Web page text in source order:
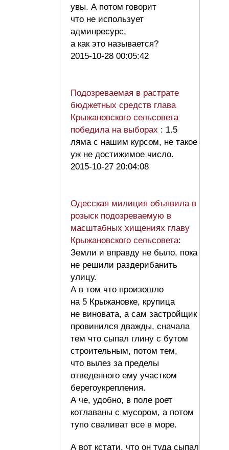
увы. А потом говорит
что не использует
админресурс,
а как это называется?
2015-10-28 00:05:42
Подозреваемая в растрате
бюджетных средств глава
Крыжановского сельсовета
победила на выборах : 1.5
ляма с нашим курсом, не такое
уж не достижимое число.
2015-10-27 20:04:08
Одесская милиция объявила в
розыск подозреваемую в
масштабных хищениях главу
Крыжановского сельсовета:
Земли и вправду не было, пока
не решили раздерибанить
улицу.
А в том что произошло
на 5 Крыжановке, крупица
не виновата, а сам застройщик
провинился дважды, сначала
тем что сыпал глину с бутом
строительным, потом тем,
что вылез за пределы
отведенного ему участком
берегоукрепления.
А че, удобно, в поле роет
котлаваны с мусором, а потом
тупо сваливат все в море.
А вот кстати, что он туда сыпал